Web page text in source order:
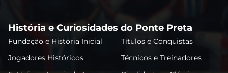
História e Curiosidades do Ponte Preta
Fundação e História Inicial
Títulos e Conquistas
Jogadores Históricos
Técnicos e Treinadores